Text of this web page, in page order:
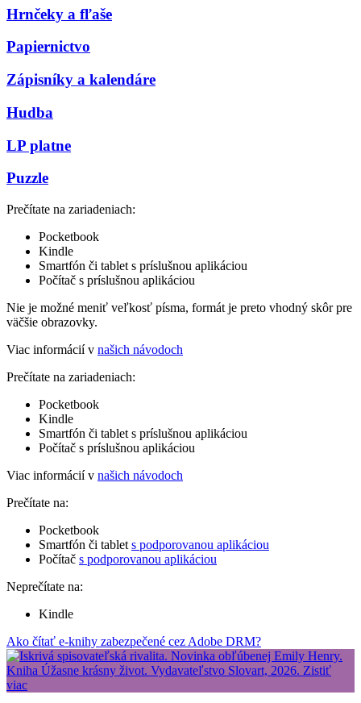
Hrnčeky a fľaše
Papiernictvo
Zápisníky a kalendáre
Hudba
LP platne
Puzzle
Prečítate na zariadeniach:
Pocketbook
Kindle
Smartfón či tablet s príslušnou aplikáciou
Počítač s príslušnou aplikáciou
Nie je možné meniť veľkosť písma, formát je preto vhodný skôr pre
väčšie obrazovky.
Viac informácií v našich návodoch
Prečítate na zariadeniach:
Pocketbook
Kindle
Smartfón či tablet s príslušnou aplikáciou
Počítač s príslušnou aplikáciou
Viac informácií v našich návodoch
Prečítate na:
Pocketbook
Smartfón či tablet s podporovanou aplikáciou
Počítač s podporovanou aplikáciou
Neprečítate na:
Kindle
Ako čítať e-knihy zabezpečené cez Adobe DRM?